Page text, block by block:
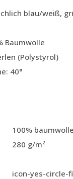
blau/weiß,
Baumwolle
(Polystyrol)
40°
100% baumwolle
280 g/m²
icon-yes-circle-